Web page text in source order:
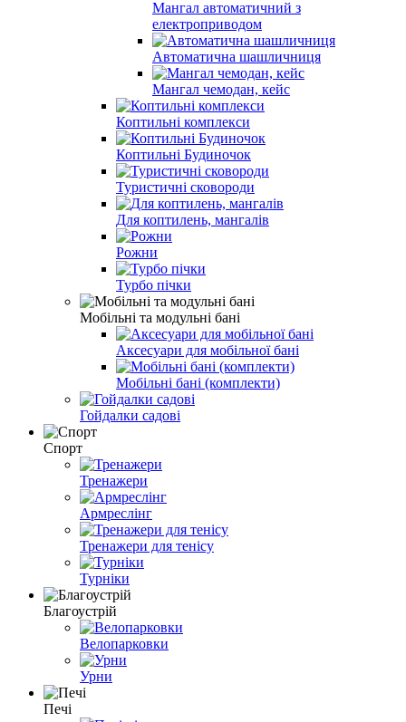
Мангал автоматичний з
електроприводом
Автоматична шашличниця
Мангал чемодан, кейс
Коптильні комплекси
Коптильні Будиночок
Туристичні сковороди
Для коптилень, мангалів
Рожни
Турбо пічки
Мобільні та модульні бані
Аксесуари для мобільної бані
Мобільні бані (комплекти)
Гойдалки садові
Спорт
Тренажери
Армреслінг
Тренажери для тенісу
Турніки
Благоустрій
Велопарковки
Урни
Печі